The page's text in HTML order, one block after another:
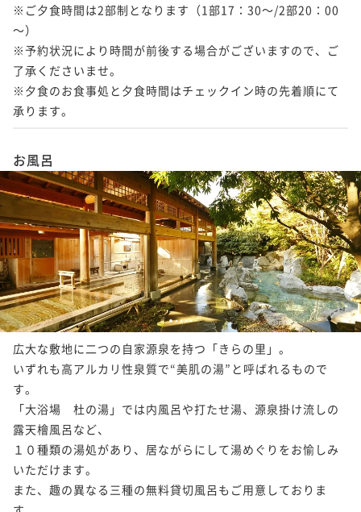
※ご夕食時間は2部制となります（1部17：30～/2部20：00
～）
※予約状況により時間が前後する場合がございますので、ご
了承くださいませ。
※夕食のお食事処と夕食時間はチェックイン時の先着順にて
承ります。
お風呂
12345
広大な敷地に二つの自家源泉を持つ「きらの里」。
いずれも高アルカリ性泉質で“美肌の湯”と呼ばれるもので
す。
「大浴場　杜の湯」では内風呂や打たせ湯、源泉掛け流しの
露天檜風呂など、
１０種類の湯処があり、居ながらにして湯めぐりをお愉しみ
いただけます。
また、趣の異なる三種の無料貸切風呂もご用意しておりま